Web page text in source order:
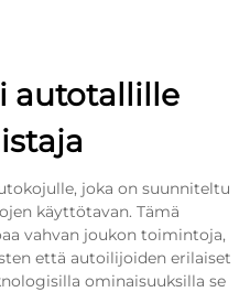
autotallille
joka on suunniteltu
käyttötavan. Tämä
vahvan joukon toimintoja,
että autoilijoiden erilaiset
ominaisuuksilla se